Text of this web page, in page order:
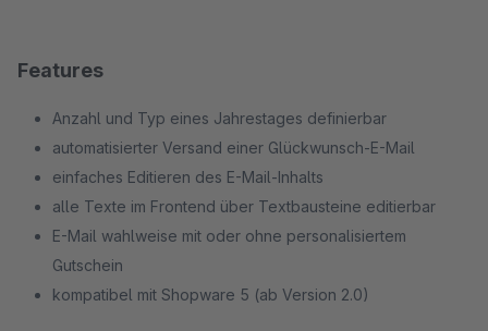
Features
Anzahl und Typ eines Jahrestages definierbar
automatisierter Versand einer Glückwunsch-E-Mail
einfaches Editieren des E-Mail-Inhalts
alle Texte im Frontend über Textbausteine editierbar
E-Mail wahlweise mit oder ohne personalisiertem
Gutschein
kompatibel mit Shopware 5 (ab Version 2.0)